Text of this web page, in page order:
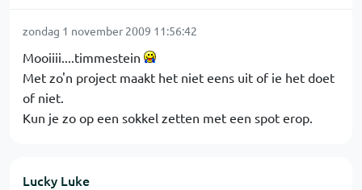
zondag 1 november 2009 11:56:42
Mooiiii....timmestein
Met zo'n project maakt het niet eens uit of ie het doet
of niet.
Kun je zo op een sokkel zetten met een spot erop.
Lucky Luke